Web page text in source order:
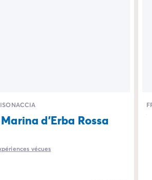
d'Erba Rossa
vécues